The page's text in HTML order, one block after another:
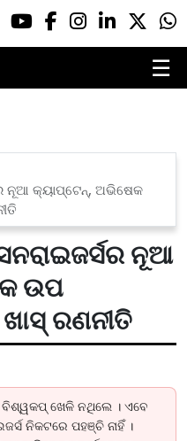
☰
ନୂଆ କ୍ୟାପ୍ଟେନ୍, ଅଭିଷେକ
ନୂଆ
ଉପ
ରଣନୀତି
ଖେଳି ନଥିଲେ । ଏବେ
ନିକଟରେ ପହଞ୍ଚି ନାହିଁ ।